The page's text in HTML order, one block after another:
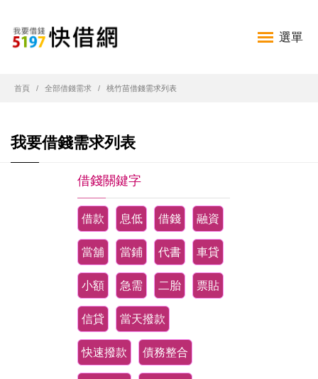
選單
首頁 全部借錢需求 桃竹苗借錢需求列表
我要借錢需求列表
借錢關鍵字
借款 息低 借錢 融資
當舖 當鋪 代書 車貸
小額 急需 二胎 票貼
信貸 當天撥款
快速撥款 債務整合